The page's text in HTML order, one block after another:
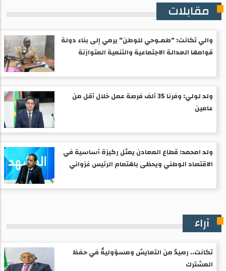
مقابلات
والي تكانت: "طمـوحي للوطن" يرمي إلى بناء دولة
قوامها العدالة الاجتماعية والتنمية المتوازنة
ولد لولي: وفرنا 35 ألف فرصة عمل خلال أقل من
عامين
ولد امحمد: قطاع المعادن يمثل ركيزة أساسية في
الاقتصاد الوطني ويحظى باهتمام الرئيس غزواني
آراء
تكانت.. رصيدٌ من التعايش ومسؤوليةٌ في حفظ
المشترك